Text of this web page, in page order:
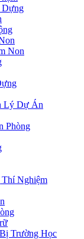
Dựng
Non
Lý Dự Án
Phòng
Nghiệm
Trường Học